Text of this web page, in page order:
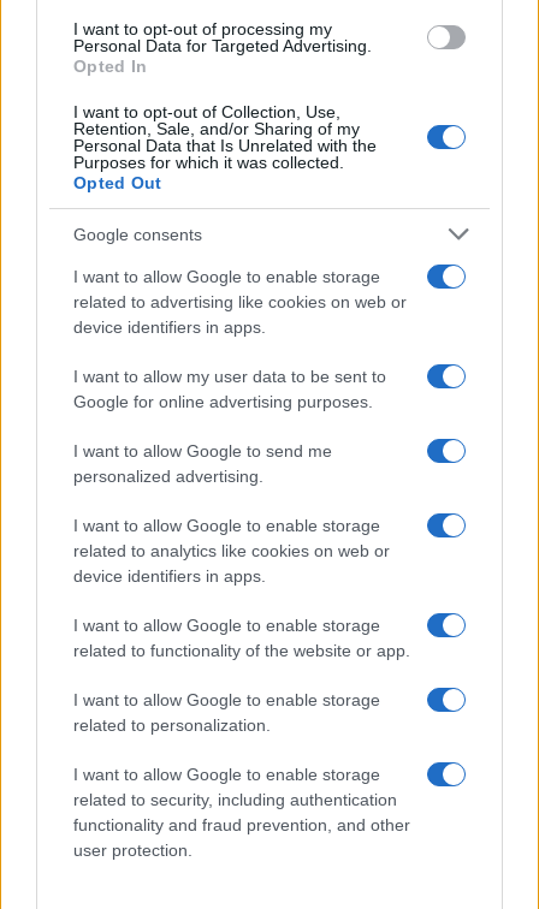
consent section.
I want to opt-out of processing my
Personal Data for Targeted Advertising.
Opted In
I want to opt-out of Collection, Use,
Retention, Sale, and/or Sharing of my
Personal Data that Is Unrelated with the
Purposes for which it was collected.
Opted Out
Google consents
I want to allow Google to enable storage
related to advertising like cookies on web or
device identifiers in apps.
I want to allow my user data to be sent to
Google for online advertising purposes.
I want to allow Google to send me
personalized advertising.
I want to allow Google to enable storage
related to analytics like cookies on web or
device identifiers in apps.
I want to allow Google to enable storage
related to functionality of the website or app.
I want to allow Google to enable storage
related to personalization.
I want to allow Google to enable storage
related to security, including authentication
functionality and fraud prevention, and other
user protection.
L'attesa /Un estate di calcio: tra Mondiali e Serie A
Facebook
Cookie Policy
Syndication
Globalist
Globalscience
Globalsport
Culture
Salute
Megachip
GiULia
Prima Pagina
Giornale dello
Spettacolo
Wondernet
Giuliana Sgrena